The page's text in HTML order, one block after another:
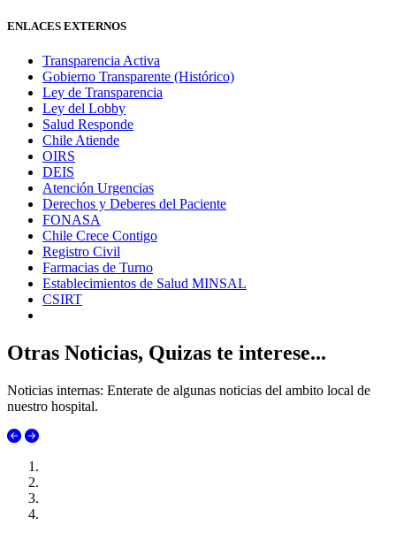
ENLACES EXTERNOS
Transparencia Activa
Gobierno Transparente (Histórico)
Ley de Transparencia
Ley del Lobby
Salud Responde
Chile Atiende
OIRS
DEIS
Atención Urgencias
Derechos y Deberes del Paciente
FONASA
Chile Crece Contigo
Registro Civil
Farmacias de Turno
Establecimientos de Salud MINSAL
CSIRT
Otras Noticias, Quizas te interese...
Noticias internas: Enterate de algunas noticias del ambito local de
nuestro hospital.